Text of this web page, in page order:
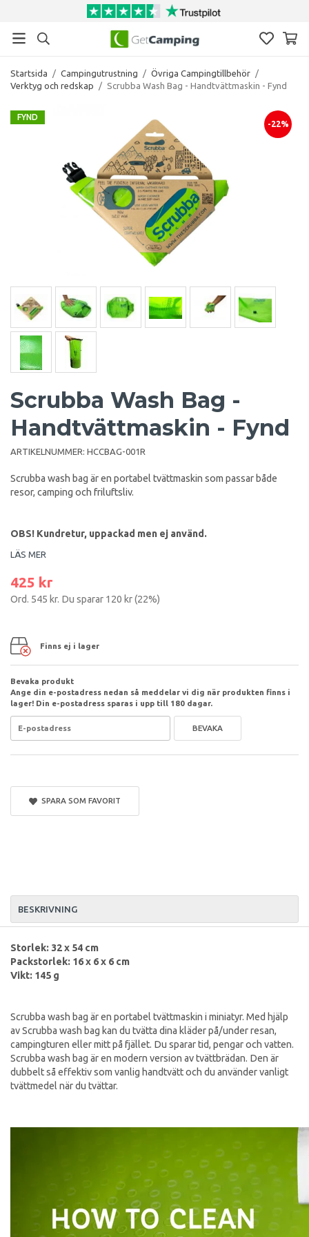
Startsida / Campingutrustning / Övriga Campingtillbehör /
Verktyg och redskap
/ Scrubba Wash Bag - Handtvättmaskin - Fynd
FYND
-22%
Scrubba Wash Bag -
Handtvättmaskin - Fynd
ARTIKELNUMMER: HCCBAG-001R
Scrubba wash bag är en portabel tvättmaskin som passar både
resor, camping och friluftsliv.
OBS! Kundretur, uppackad men ej använd.
LÄS MER
425 kr
Ord. 545 kr. Du sparar 120 kr(22%)
Finns ej i lager
Bevaka produkt
Ange din e-postadress nedan så meddelar vi dig när produkten finns i
lager! Din e-postadress sparas i upp till 180 dagar.
BEVAKA
SPARA SOM FAVORIT
BESKRIVNING
Storlek: 32 x 54 cm
Packstorlek: 16 x 6 x 6 cm
Vikt: 145 g
Scrubba wash bag är en portabel tvättmaskin i miniatyr. Med hjälp
av Scrubba wash bag kan du tvätta dina kläder på/under resan,
campingturen eller mitt på fjället. Du sparar tid, pengar och vatten.
Scrubba wash bag är en modern version av tvättbrädan. Den är
dubbelt så effektiv som vanlig handtvätt och du använder vanligt
tvättmedel när du tvättar.